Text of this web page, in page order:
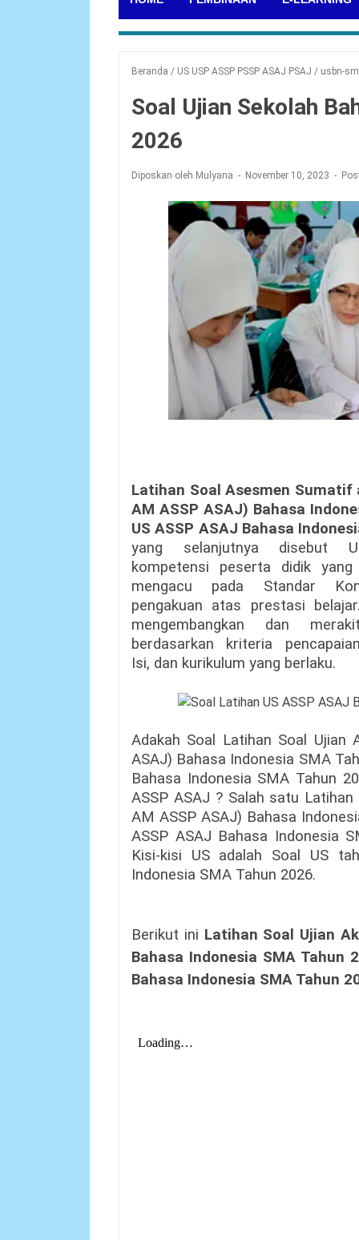
Beranda / US USP ASSP PSSP ASAJ PSAJ / usbn-
Soal Ujian Sekolah
2026
Diposkan oleh Mulyana November 10, 2023
Latihan Soal Asesmen Sumatif
AM ASSP ASAJ) Bahasa
US ASSP ASAJ Bahasa
yang
selanjutnya disebut
kompetensi peserta didik yang
mengacu
pada Standar
pengakuan atas prestasi
mengembangkan
dan merakit
berdasarkan
kriteria pencapaian
Isi, dan kurikulum yang berlaku.
Adakah Soal Latihan Soal Ujian
ASAJ) Bahasa Indonesia SMA
Bahasa Indonesia SMA Tahun
ASSP ASAJ ? Salah satu
AM ASSP ASAJ) Bahasa
ASSP ASAJ Bahasa Indonesia
Kisi-kisi US adalah Soal US
Indonesia SMA Tahun 2026.
Berikut ini Latihan Soal Ujian
Bahasa Indonesia SMA Tahun
Bahasa Indonesia SMA Tahun